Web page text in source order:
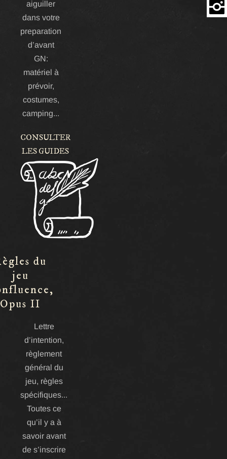
du
jeu
Opus II
Lettre
d’intention,
règlement
général du
jeu, règles
spécifiques...
Toutes ce
qu’il y a à
savoir avant
de s’inscrire
aiguiller
dans votre
preparation
d’avant
GN:
matériel à
prévoir,
costumes,
camping...
CONSULTER
LES GUIDES